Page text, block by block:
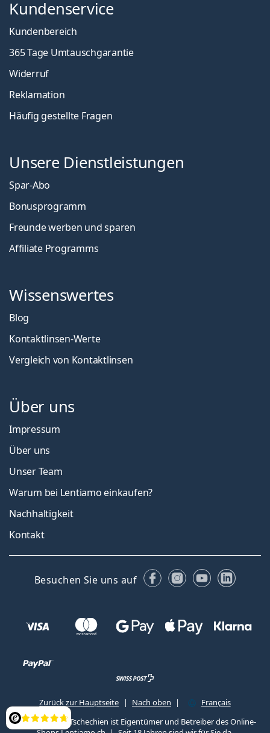
Bewertung
Kundenservice
Kundenbereich
365 Tage Umtauschgarantie
Widerruf
Reklamation
Häufig gestellte Fragen
Unsere Dienstleistungen
Spar-Abo
Bonusprogramm
Freunde werben und sparen
Affiliate Programms
Wissenswertes
Blog
Kontaktlinsen-Werte
Vergleich von Kontaktlinsen
Über uns
Impressum
Über uns
Unser Team
Warum bei Lentiamo einkaufen?
Nachhaltigkeit
Kontakt
Besuchen Sie uns auf FacebookInstagram
YouTube
Zurück zur Hauptseite Nach oben
Français
Lentiamo s.r.o., Tschechien ist Eigentümer und Betreiber des Online-